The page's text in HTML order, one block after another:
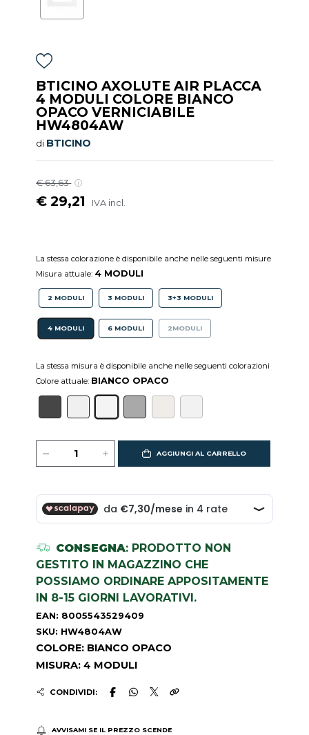
BTICINO AXOLUTE AIR PLACCA
4 MODULI COLORE BIANCO
OPACO VERNICIABILE
HW4804AW
di BTICINO
€ 63,63
€ 29,21 IVA incl.
La stessa colorazione è disponibile anche nelle seguenti misure
Misura attuale: 4 MODULI
2 MODULI 3 MODULI 3+3 MODULI
4 MODULI 6 MODULI 2MODULI
La stessa misura è disponibile anche nelle seguenti colorazioni
Colore attuale: BIANCO OPACO
AGGIUNGI AL CARRELLO
CONSEGNA: PRODOTTO NON
GESTITO IN MAGAZZINO CHE
POSSIAMO ORDINARE APPOSITAMENTE
IN 8-15 GIORNI LAVORATIVI.
EAN: 8005543529409
SKU: HW4804AW
COLORE: BIANCO OPACO
MISURA: 4 MODULI
CONDIVIDI:
AVVISAMI SE IL PREZZO SCENDE